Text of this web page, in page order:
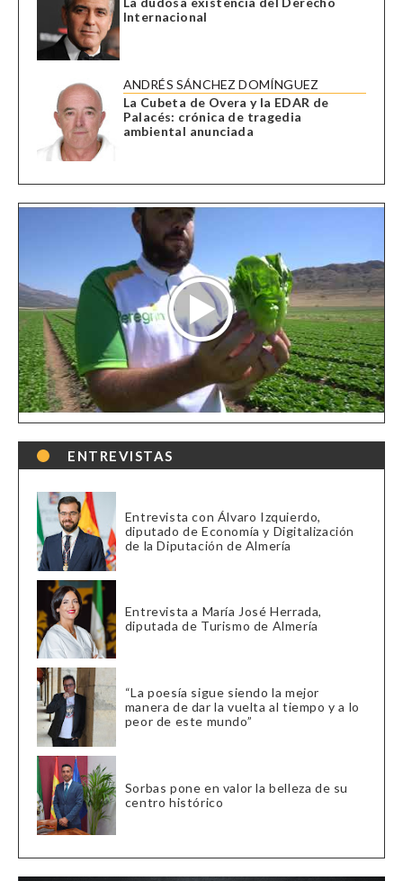
Internacional
ANDRÉS SÁNCHEZ DOMÍNGUEZ
La Cubeta de Overa y la EDAR de
Palacés: crónica de tragedia
ambiental anunciada
ENTREVISTAS
Entrevista con Álvaro Izquierdo,
diputado de Economía y Digitalización
de la Diputación de Almería
Entrevista a María José Herrada,
diputada de Turismo de Almería
“La poesía sigue siendo la mejor
manera de dar la vuelta al tiempo y a lo
peor de este mundo”
Sorbas pone en valor la belleza de su
centro histórico